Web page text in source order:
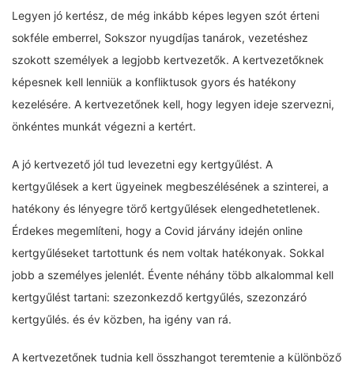
Legyen jó kertész, de még inkább képes legyen szót érteni
sokféle emberrel, Sokszor nyugdíjas tanárok, vezetéshez
szokott személyek a legjobb kertvezetők. A kertvezetőknek
képesnek kell lenniük a konfliktusok gyors és hatékony
kezelésére. A kertvezetőnek kell, hogy legyen ideje szervezni,
önkéntes munkát végezni a kertért.
A jó kertvezető jól tud levezetni egy kertgyűlést. A
kertgyűlések a kert ügyeinek megbeszélésének a szinterei, a
hatékony és lényegre törő kertgyűlések elengedhetetlenek.
Érdekes megemlíteni, hogy a Covid járvány idején online
kertgyűléseket tartottunk és nem voltak hatékonyak. Sokkal
jobb a személyes jelenlét. Évente néhány több alkalommal kell
kertgyűlést tartani: szezonkezdő kertgyűlés, szezonzáró
kertgyűlés. és év közben, ha igény van rá.
A kertvezetőnek tudnia kell összhangot teremtenie a különböző